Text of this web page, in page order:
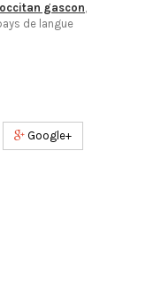
occitan gascon,
de langue
Google+